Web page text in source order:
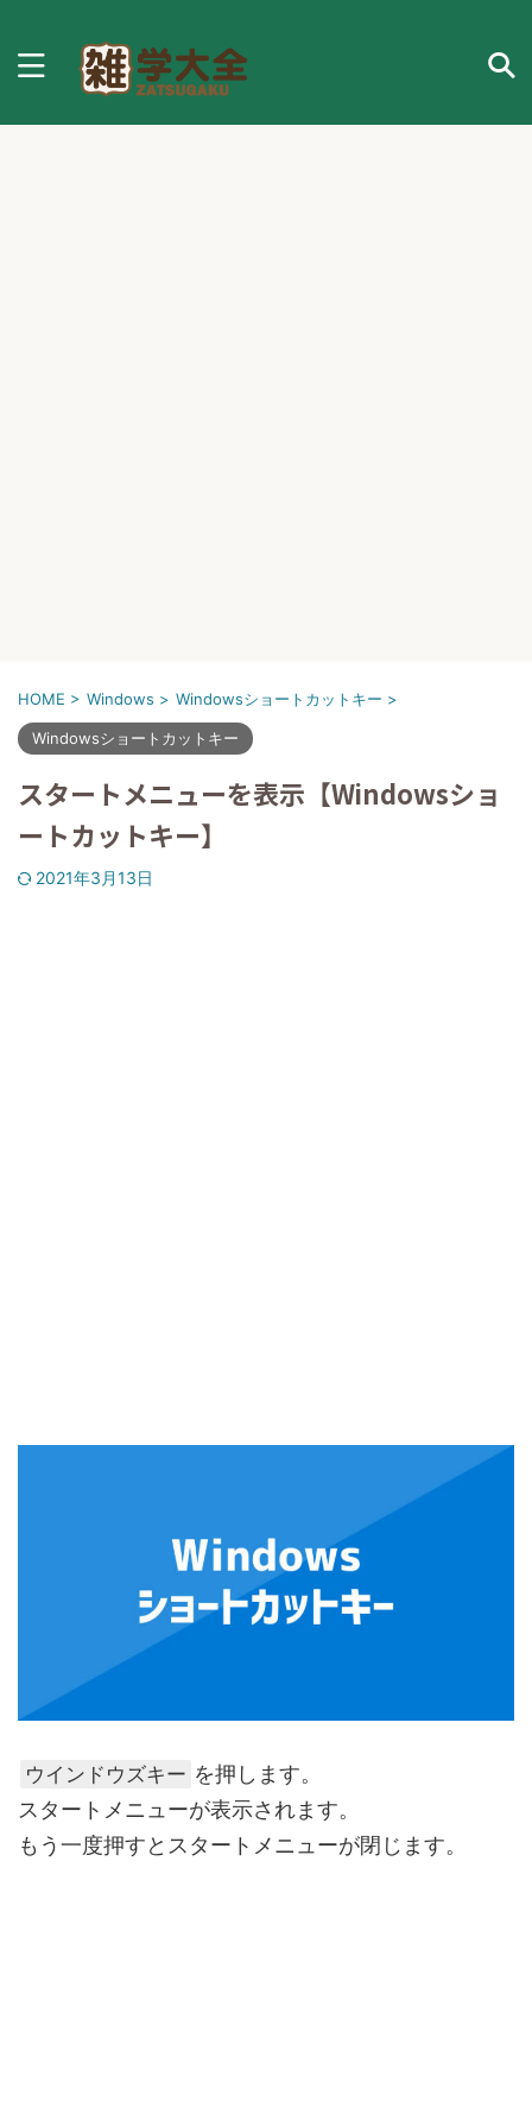
HOME > Windows > Windowsショートカットキー >
Windowsショートカットキー
スタートメニューを表示【Windowsショ
ートカットキー】
2021年3月13日
ウインドウズキー を押します。
スタートメニューが表示されます。
もう一度押すとスタートメニューが閉じます。